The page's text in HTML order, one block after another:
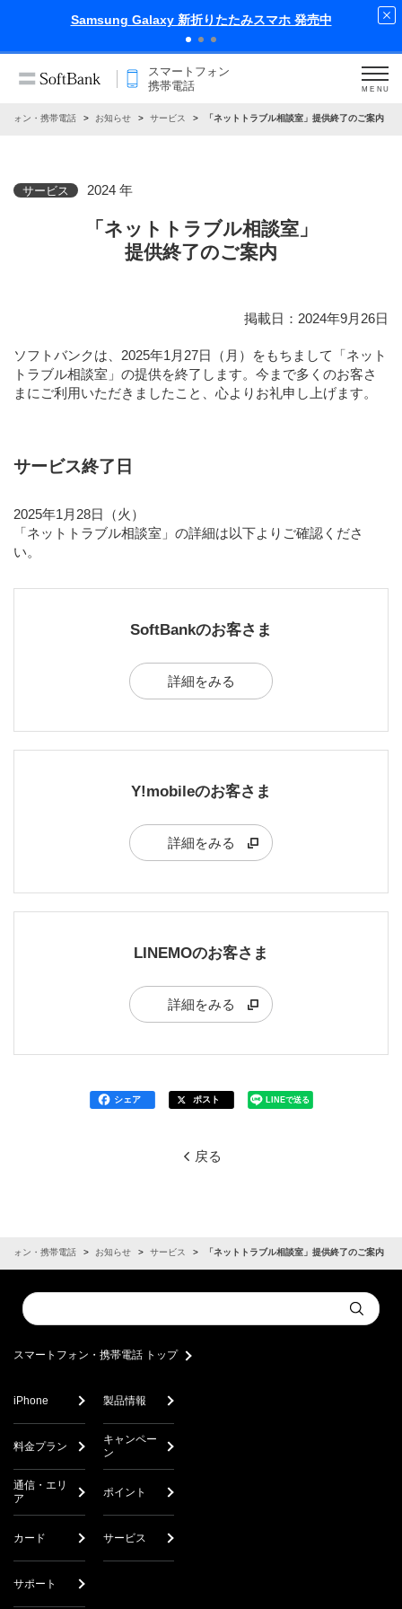
りたたみスマホ 発売中 iPhone
スマートフォン
携帯電話
MENU
フォン・携帯電話 お知らせ サービス 「ネットトラブル相談室」提供終了のご案内
サービス 2024 年
「ネットトラブル相談室」
提供終了のご案内
掲載日：2024年9月26日
ソフトバンクは、2025年1月27日（月）をもちまして「ネット
トラブル相談室」の提供を終了します。今まで多くのお客さ
まにご利用いただきましたこと、心よりお礼申し上げます。
サービス終了日
2025年1月28日（火）
「ネットトラブル相談室」の詳細は以下よりご確認くださ
い。
SoftBankのお客さま
詳細をみる
Y!mobileのお客さま
詳細をみる
LINEMOのお客さま
詳細をみる
シェア ポスト LINEで送る
戻る
フォン・携帯電話 お知らせ サービス 「ネットトラブル相談室」提供終了のご案内
Conduct
a
Submit
スマートフォン・携帯電話 トップ
iPhone 製品情報
料金プラン
キャンペー
ン
通信・エリ
ア
ポイント
カード サービス
サポート